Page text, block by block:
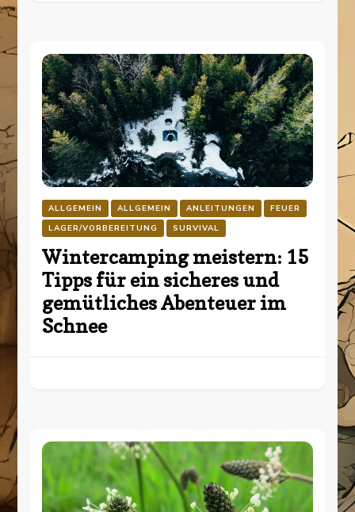
ALLGEMEIN ALLGEMEIN ANLEITUNGEN
FEUER
LAGER/VORBEREITUNG
SURVIVAL
Wintercamping meistern: 15
Tipps für ein sicheres und
gemütliches Abenteuer im
Schnee